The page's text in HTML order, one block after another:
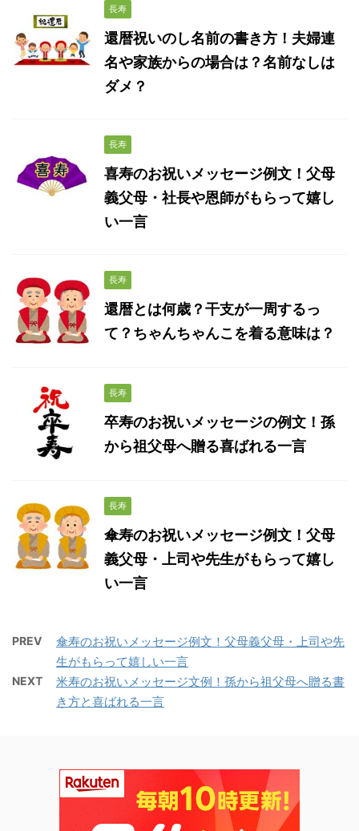
長寿
還暦祝いのし名前の書き方！夫婦連
名や家族からの場合は？名前なしは
ダメ？
長寿
喜寿のお祝いメッセージ例文！父母
義父母・社長や恩師がもらって嬉し
い一言
長寿
還暦とは何歳？干支が一周するっ
て？ちゃんちゃんこを着る意味は？
長寿
卒寿のお祝いメッセージの例文！孫
から祖父母へ贈る喜ばれる一言
長寿
傘寿のお祝いメッセージ例文！父母
義父母・上司や先生がもらって嬉し
い一言
PREV
傘寿のお祝いメッセージ例文！父母義父母・上司や先
生がもらって嬉しい一言
NEXT
米寿のお祝いメッセージ文例！孫から祖父母へ贈る書
き方と喜ばれる一言